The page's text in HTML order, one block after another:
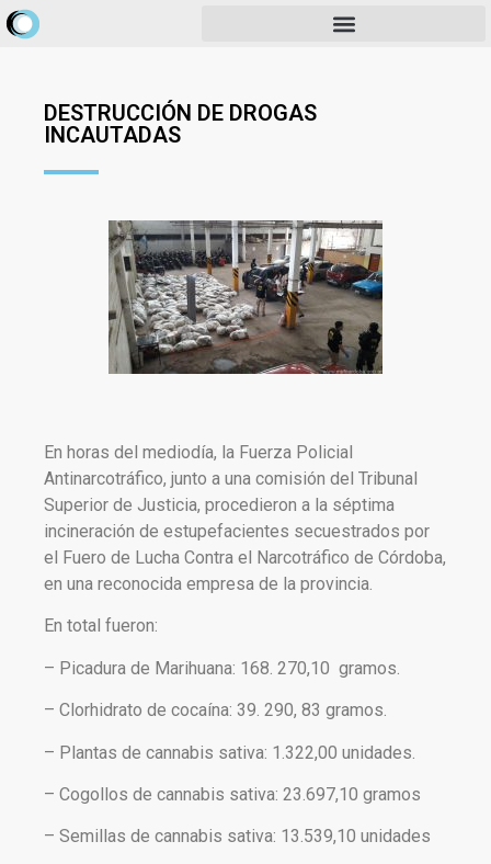
DESTRUCCIÓN DE DROGAS
INCAUTADAS
En horas del mediodía, la Fuerza Policial
Antinarcotráfico, junto a una comisión del Tribunal
Superior de Justicia, procedieron a la séptima
incineración de estupefacientes secuestrados por
el Fuero de Lucha Contra el Narcotráfico de Córdoba,
en una reconocida empresa de la provincia.
En total fueron:
– Picadura de Marihuana: 168. 270,10 gramos.
– Clorhidrato de cocaína: 39. 290, 83 gramos.
– Plantas de cannabis sativa: 1.322,00 unidades.
– Cogollos de cannabis sativa: 23.697,10 gramos
– Semillas de cannabis sativa: 13.539,10 unidades